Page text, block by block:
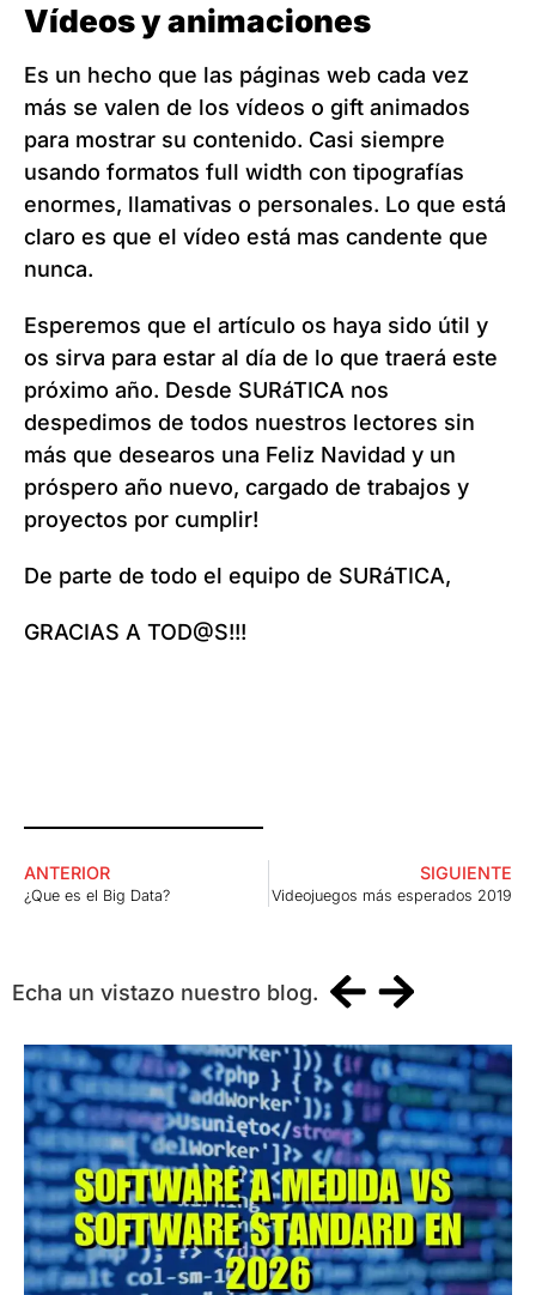
Vídeos y animaciones
Es un hecho que las páginas web cada vez
más se valen de los vídeos o gift animados
para mostrar su contenido. Casi siempre
usando formatos full width con tipografías
enormes, llamativas o personales. Lo que está
claro es que el vídeo está mas candente que
nunca.
Esperemos que el artículo os haya sido útil y
os sirva para estar al día de lo que traerá este
próximo año. Desde SURáTICA nos
despedimos de todos nuestros lectores sin
más que desearos una Feliz Navidad y un
próspero año nuevo, cargado de trabajos y
proyectos por cumplir!
De parte de todo el equipo de SURáTICA,
GRACIAS A TOD@S!!!
ANTERIOR
¿Que es el Big Data?
SIGUIENTE
Videojuegos más esperados 2019
Echa un vistazo nuestro blog.